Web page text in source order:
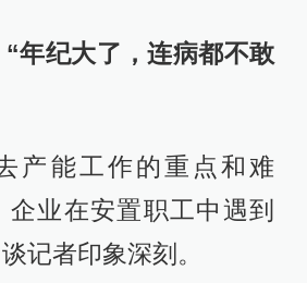
年纪大了，连病都不敢
产能工作的重点和难
企业在安置职工中遇到
记者印象深刻。